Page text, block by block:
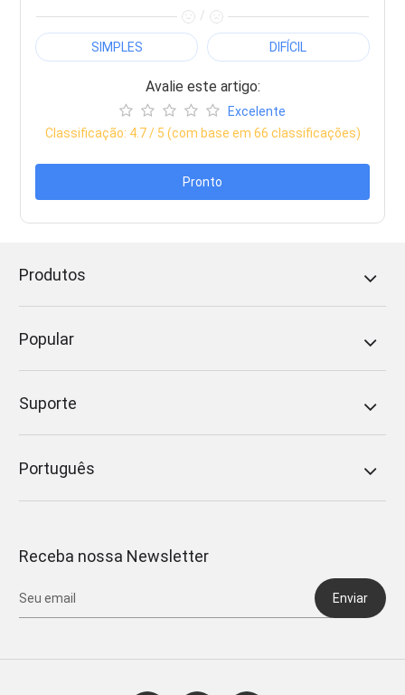
/
SIMPLES DIFÍCIL
Avalie este artigo:
Excelente
Classificação: 4.7/ 5 (com base em 66 classificações)
Pronto
Produtos
Popular
Suporte
Português
Receba nossa Newsletter
Enviar